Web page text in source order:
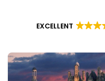
EXCELLENT